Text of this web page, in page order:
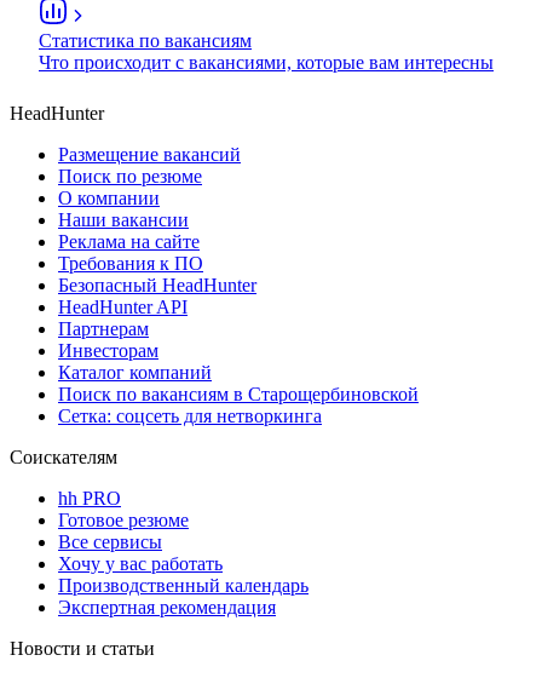
Статистика по вакансиям
Что происходит с вакансиями, которые вам интересны
HeadHunter
Размещение вакансий
Поиск по резюме
О компании
Наши вакансии
Реклама на сайте
Требования к ПО
Безопасный HeadHunter
HeadHunter API
Партнерам
Инвесторам
Каталог компаний
Поиск по вакансиям в Старощербиновской
Сетка: соцсеть для нетворкинга
Соискателям
hh PRO
Готовое резюме
Все сервисы
Хочу у вас работать
Производственный календарь
Экспертная рекомендация
Новости и статьи